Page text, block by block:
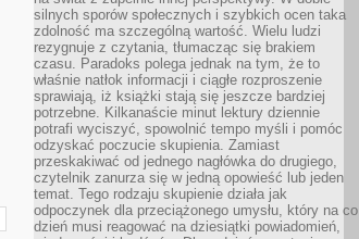
silnych sporów społecznych i szybkich ocen taka
zdolność ma szczególną wartość. Wielu ludzi
rezygnuje z czytania, tłumacząc się brakiem
czasu. Paradoks polega jednak na tym, że to
właśnie natłok informacji i ciągłe rozproszenie
sprawiają, iż książki stają się jeszcze bardziej
potrzebne. Kilkanaście minut lektury dziennie
potrafi wyciszyć, spowolnić tempo myśli i pomóc
odzyskać poczucie skupienia. Zamiast
przeskakiwać od jednego nagłówka do drugiego,
czytelnik zanurza się w jedną opowieść lub jeden
temat. Tego rodzaju skupienie działa jak
odpoczynek dla przeciążonego umysłu, który na co
dzień musi reagować na dziesiątki powiadomień,